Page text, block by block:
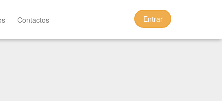
Contactos Entrar